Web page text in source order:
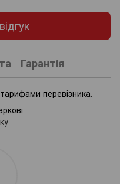
Гарантія
перевізника.